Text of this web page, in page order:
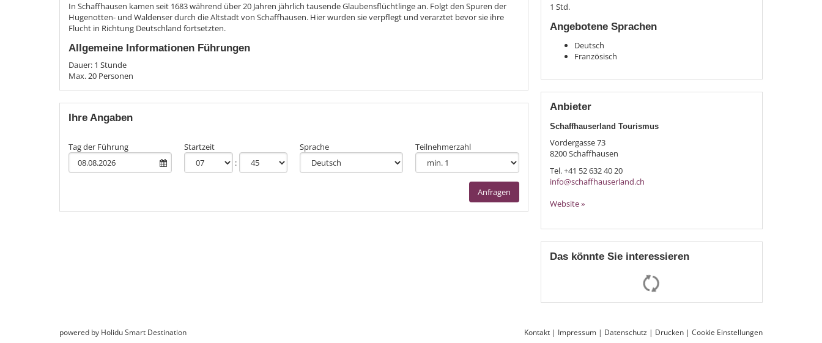
In Schaffhausen kamen seit 1683 während über 20 Jahren jährlich tausende Glaubensflüchtlinge an. Folgt den Spuren der
Hugenotten- und Waldenser durch die Altstadt von Schaffhausen. Hier wurden sie verpflegt und verarztet bevor sie ihre
Flucht in Richtung Deutschland fortsetzten.
Allgemeine Informationen Führungen
Dauer: 1 Stunde
Max. 20 Personen
Ihre Angaben
Tag der Führung Startzeit Sprache Teilnehmerzahl
Anfragen
1 Std.
Angebotene Sprachen
Deutsch
Französisch
Anbieter
Schaffhauserland Tourismus
Vordergasse 73
8200Schaffhausen
Tel.+41 52 632 40 20
info@schaffhauserland.ch
Website »
Das könnte Sie interessieren
Kontakt | Impressum | Datenschutz | Drucken | Cookie Einstellungen
powered by Holidu Smart Destination